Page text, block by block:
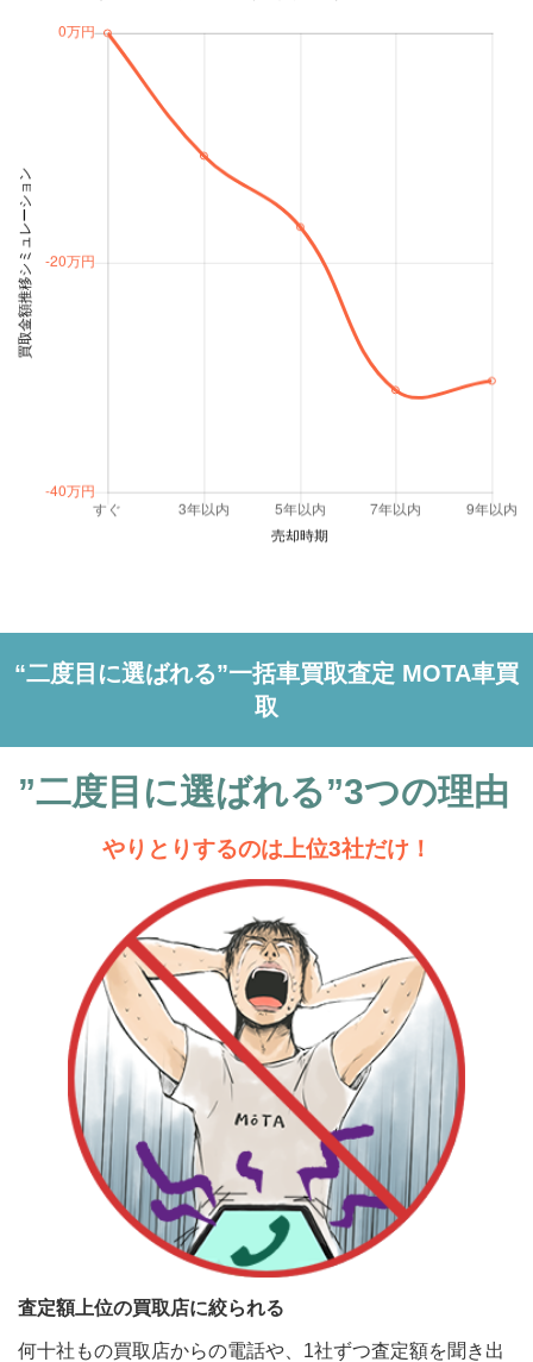
2006年
（平成18年）
（20年落ち）
2005年
（平成17年）
“二度目に選ばれる”一括車買取査定 MOTA車買
取
”二度目に選ばれる”3つの理由
やりとりするのは上位3社だけ！
査定額上位の買取店に絞られる
何十社もの買取店からの電話や、1社ずつ査定額を聞き出